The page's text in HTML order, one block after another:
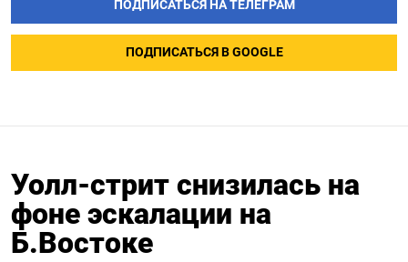
ПОДПИСАТЬСЯ НА ТЕЛЕГРАМ
ПОДПИСАТЬСЯ В GOOGLE
Уолл-стрит снизилась на
фоне эскалации на
Б.Востоке